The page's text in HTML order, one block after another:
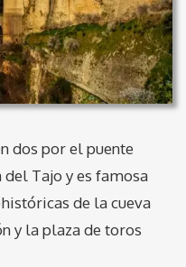
dos por el puente
Tajo y es famosa
de la cueva
y la plaza de toros